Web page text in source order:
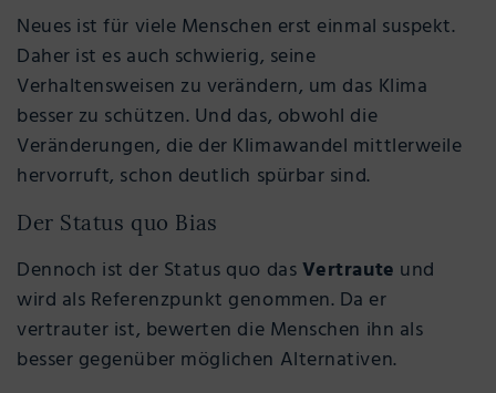
Neues ist für viele Menschen erst einmal suspekt.
Daher ist es auch schwierig, seine
Verhaltensweisen zu verändern, um das Klima
besser zu schützen. Und das, obwohl die
Veränderungen, die der Klimawandel mittlerweile
hervorruft, schon deutlich spürbar sind.
Der Status quo Bias
Dennoch ist der Status quo dasVertraute und
wird als Referenzpunkt genommen. Da er
vertrauter ist, bewerten die Menschen ihn als
besser gegenüber möglichen Alternativen.